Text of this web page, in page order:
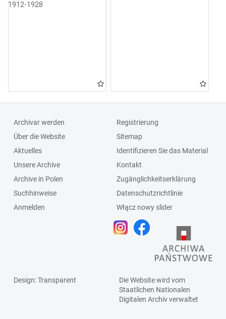
1912-1928
Türbekleidung;
Schlagleiste;Fenst
ersprosse
Archivar werden
Über die Website
Aktuelles
Unsere Archive
Archive in Polen
Suchhinweise
Anmelden
Registrierung
Sitemap
Identifizieren Sie das Material
Kontakt
Zugänglichkeitserklärung
Datenschutzrichtlinie
Włącz nowy slider
Design: Transparent
Die Website wird vom
Staatlichen Nationalen
Digitalen Archivverwaltet